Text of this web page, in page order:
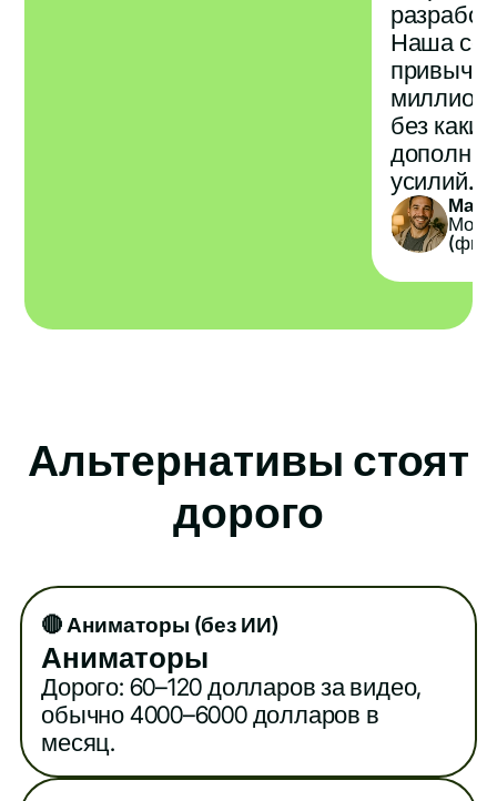
Наша
без
усилий.
Альтернативы стоят
дорого
🔴 Аниматоры (без ИИ)
Аниматоры
Дорого: 60–120 долларов за видео,
обычно 4000–6000 долларов в
месяц.